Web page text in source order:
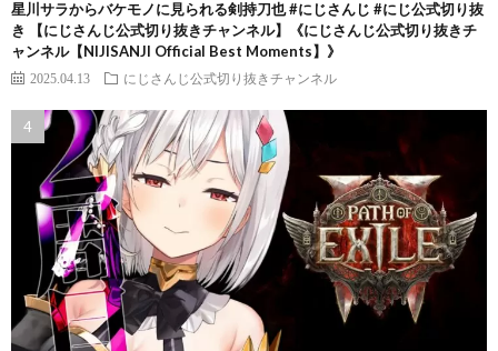
星川サラからバケモノに見られる剣持刀也 #にじさんじ #にじ公式切り抜
き 【にじさんじ公式切り抜きチャンネル】《にじさんじ公式切り抜きチ
ャンネル【NIJISANJI Official Best Moments】》
2025.04.13 にじさんじ公式切り抜きチャンネル